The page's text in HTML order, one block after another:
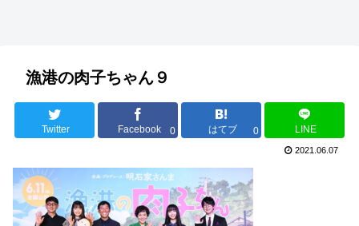
漁港の肉子ちゃん９
Twitter Facebook 0 はてブ 0 LINE
2021.06.07